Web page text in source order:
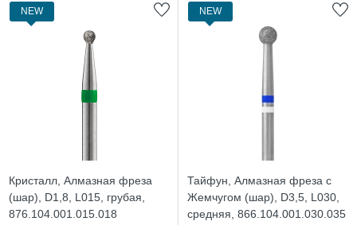
NEW
Кристалл, Алмазная фреза
(шар), D1,8, L015, грубая,
876.104.001.015.018
NEW
Тайфун, Алмазная фреза с
Жемчугом (шар), D3,5, L030,
средняя, 866.104.001.030.035